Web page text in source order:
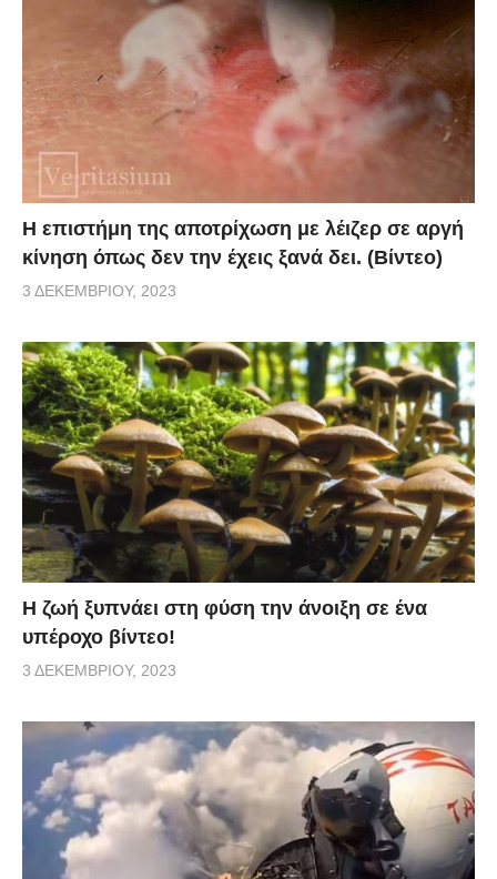
Η επιστήμη της αποτρίχωση με λέιζερ σε αργή
κίνηση όπως δεν την έχεις ξανά δει. (Βίντεο)
3 ΔΕΚΕΜΒΡΊΟΥ, 2023
Η ζωή ξυπνάει στη φύση την άνοιξη σε ένα
υπέροχο βίντεο!
3 ΔΕΚΕΜΒΡΊΟΥ, 2023